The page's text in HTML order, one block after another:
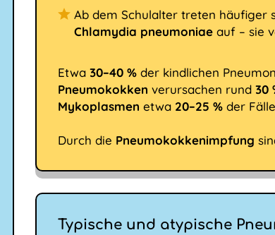
Ab dem Schulalter treten häufiger
Chlamydia pneumoniaeauf – sie
Etwa 30–40 %der kindlichen
Pneumokokken verursachen rund 30
Mykoplasmen etwa 20–25 %der
Durch die Pneumokokkenimpfung
Typische und atypische